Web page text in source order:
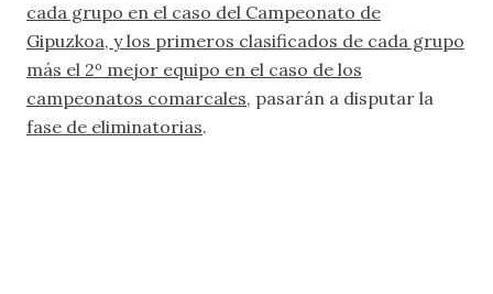
cada grupo en el caso del Campeonato de
Gipuzkoa, y los primeros clasificados de cada grupo
más el 2º mejor equipo en el caso de los
campeonatos comarcales, pasarán a disputar la
fase de eliminatorias.